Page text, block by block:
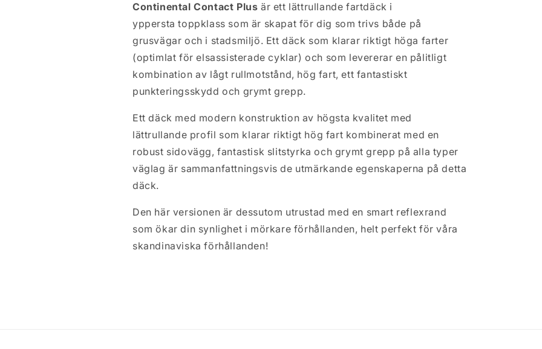
CONTACT
Plus
SafetyPlus
Breaker
37-
622
(28x1.375x1.625&quot;)
svart/reflex
CONTACT
Plus
SafetyPlus
37-
622
(28x1.375x1.625&quot;)
svart/reflex
Continental Contact Plus är ett lättrullande fartdäck i
yppersta toppklass som är skapat för dig som trivs både på
grusvägar och i stadsmiljö. Ett däck som klarar riktigt höga farter
(optimlat för elsassisterade cyklar) och som levererar en pålitligt
kombination av lågt rullmotstånd, hög fart, ett fantastiskt
punkteringsskydd och grymt grepp.
Ett däck med modern konstruktion av högsta kvalitet med
lättrullande profil som klarar riktigt hög fart kombinerat med en
robust sidovägg, fantastisk slitstyrka och grymt grepp på alla typer
väglag är sammanfattningsvis de utmärkande egenskaperna på detta
däck.
Den här versionen är dessutom utrustad med en smart reflexrand
som ökar din synlighet i mörkare förhållanden, helt perfekt för våra
skandinaviska förhållanden!